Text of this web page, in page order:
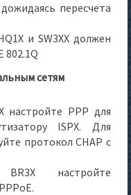
пересчета
и SW3XX должен
802.1Q
сетям
настройте PPP для
ISPX. Для
протокол CHAP с
настройте